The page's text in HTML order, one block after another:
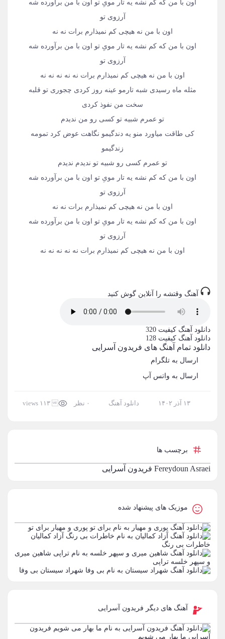
اون با من که کم نشه یه تار مویِ تو اون با من برآورده شه
آرزوی تو
اون با من نه هیچی کم نمیذارم برات نه نه
اون با من که کم نشه یه تار مویِ تو اون با من برآورده شه
آرزوی تو
اون با من نه هیچی کم نمیذارم برات نه نه نه نه نه
مثله ماه رسیدی شبه تارمو عینه روز کردی چجوری تو قلبه
سخت من نفوذ کردی
تو عمرم شبیه تو کسی رو من ندیدم
کی طاقت میاورد منو یه دندگیمو نگاهت عوض کرد تمومه
زندگیمو
تو عمرم کسی رو شبیه تو ندیدم ندیدم
اون با من که کم نشه یه تار مویِ تو اون با من برآورده شه
آرزوی تو
اون با من نه هیچی کم نمیذارم برات نه نه
اون با من که کم نشه یه تار مویِ تو اون با من برآورده شه
آرزوی تو
اون با من نه هیچی کم نمیذارم برات نه نه نه نه نه
آهنگ وقتشه را آنلاین گوش کنید
دانلود آهنگ کیفیت 320
دانلود آهنگ کیفیت 128
دانلود تمام آهنگ های فریدون آسرایی
ارسال به تلگرام
ارسال به واتس آپ
۱۳ آذر ۱۴۰۲ دانلود آهنگ ۰ نظر ۱۱۳ views
برچسب ها
Fereydoun Asraei فریدون آسرایی
موزیک های پیشنهاد شده
پوری و مهیار برای تو
آزاد کمالیان
خاطرات بی رنگ
شاهین میری
و سپهر خلسه تراپی
شهراد سیستان بی وفا
آهنگ های دیگر فریدون آسرایی
فریدون
آسرایی ما بهار می شویم